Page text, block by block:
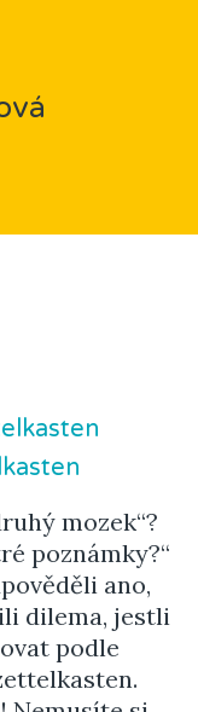
mozek“?
poznámky?“
ano,
dilema, jestli
podle